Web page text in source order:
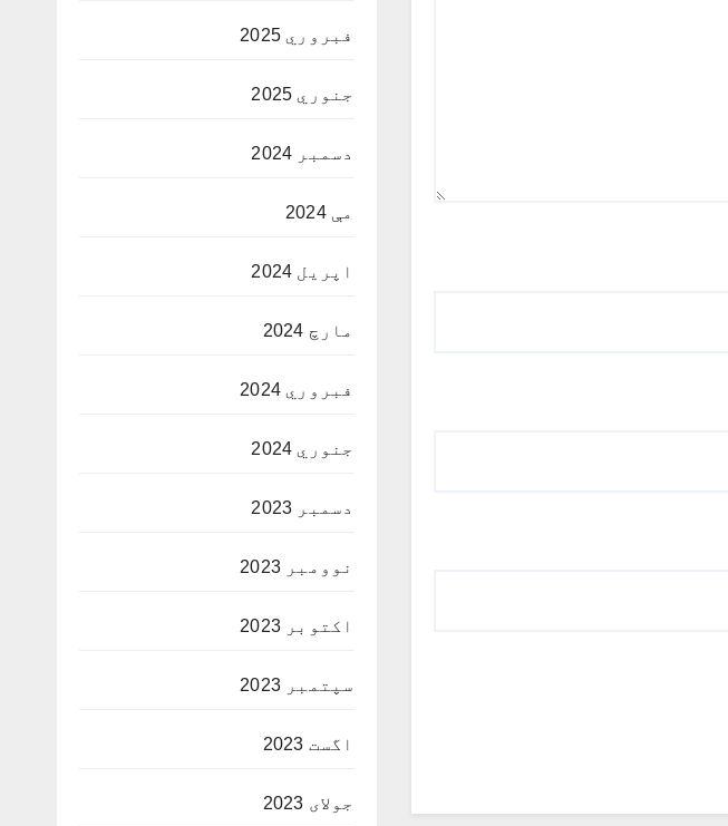
فبروري 2025
جنوري 2025
دسمبر 2024
مې 2024
اپریل 2024
مارچ 2024
فبروري 2024
جنوري 2024
دسمبر 2023
نوومبر 2023
اکتوبر 2023
سپتمبر 2023
اگست 2023
جولای 2023